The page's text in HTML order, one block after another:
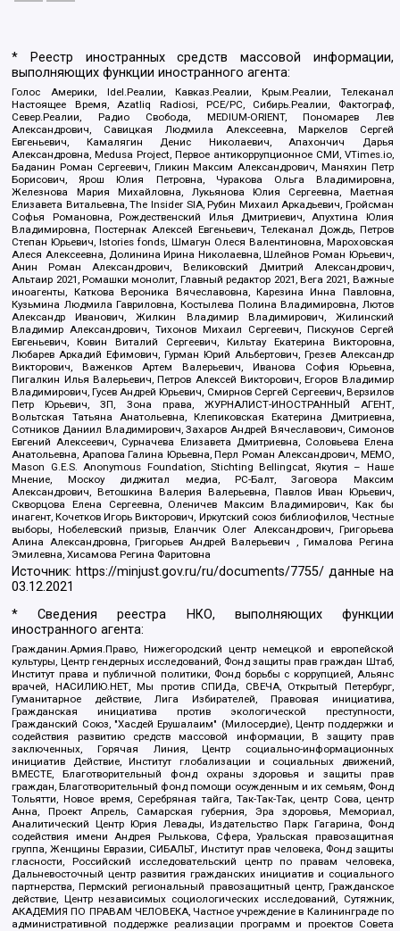
* Реестр иностранных средств массовой информации,
выполняющих функции иностранного агента:
Голос Америки, Idel.Реалии, Кавказ.Реалии, Крым.Реалии, Телеканал
Настоящее Время, Azatliq Radiosi, PCE/PC, Сибирь.Реалии, Фактограф,
Север.Реалии, Радио Свобода, MEDIUM-ORIENT, Пономарев Лев
Александрович, Савицкая Людмила Алексеевна, Маркелов Сергей
Евгеньевич, Камалягин Денис Николаевич, Апахончич Дарья
Александровна, Medusa Project, Первое антикоррупционное СМИ, VTimes.io,
Баданин Роман Сергеевич, Гликин Максим Александрович, Маняхин Петр
Борисович, Ярош Юлия Петровна, Чуракова Ольга Владимировна,
Железнова Мария Михайловна, Лукьянова Юлия Сергеевна, Маетная
Елизавета Витальевна, The Insider SIA, Рубин Михаил Аркадьевич, Гройсман
Софья Романовна, Рождественский Илья Дмитриевич, Апухтина Юлия
Владимировна, Постернак Алексей Евгеньевич, Телеканал Дождь, Петров
Степан Юрьевич, Istories fonds, Шмагун Олеся Валентиновна, Мароховская
Алеся Алексеевна, Долинина Ирина Николаевна, Шлейнов Роман Юрьевич,
Анин Роман Александрович, Великовский Дмитрий Александрович,
Альтаир 2021, Ромашки монолит, Главный редактор 2021, Вега 2021, Важные
иноагенты, Каткова Вероника Вячеславовна, Карезина Инна Павловна,
Кузьмина Людмила Гавриловна, Костылева Полина Владимировна, Лютов
Александр Иванович, Жилкин Владимир Владимирович, Жилинский
Владимир Александрович, Тихонов Михаил Сергеевич, Пискунов Сергей
Евгеньевич, Ковин Виталий Сергеевич, Кильтау Екатерина Викторовна,
Любарев Аркадий Ефимович, Гурман Юрий Альбертович, Грезев Александр
Викторович, Важенков Артем Валерьевич, Иванова София Юрьевна,
Пигалкин Илья Валерьевич, Петров Алексей Викторович, Егоров Владимир
Владимирович, Гусев Андрей Юрьевич, Смирнов Сергей Сергеевич, Верзилов
Петр Юрьевич, ЗП, Зона права, ЖУРНАЛИСТ-ИНОСТРАННЫЙ АГЕНТ,
Вольтская Татьяна Анатольевна, Клепиковская Екатерина Дмитриевна,
Сотников Даниил Владимирович, Захаров Андрей Вячеславович, Симонов
Евгений Алексеевич, Сурначева Елизавета Дмитриевна, Соловьева Елена
Анатольевна, Арапова Галина Юрьевна, Перл Роман Александрович, МЕМО,
Mason G.E.S. Anonymous Foundation, Stichting Bellingcat, Якутия – Наше
Мнение, Москоу диджитал медиа, РС-Балт, Заговора Максим
Александрович, Ветошкина Валерия Валерьевна, Павлов Иван Юрьевич,
Скворцова Елена Сергеевна, Оленичев Максим Владимирович, Как бы
инагент, Кочетков Игорь Викторович, Иркутский союз библиофилов, Честные
выборы, Нобелевский призыв, Еланчик Олег Александрович, Григорьева
Алина Александровна, Григорьев Андрей Валерьевич , Гималова Регина
Эмилевна, Хисамова Регина Фаритовна
Источник: https://minjust.gov.ru/ru/documents/7755/ данные на
03.12.2021
* Сведения реестра НКО, выполняющих функции
иностранного агента:
Гражданин.Армия.Право, Нижегородский центр немецкой и европейской
культуры, Центр гендерных исследований, Фонд защиты прав граждан Штаб,
Институт права и публичной политики, Фонд борьбы с коррупцией, Альянс
врачей, НАСИЛИЮ.НЕТ, Мы против СПИДа, СВЕЧА, Открытый Петербург,
Гуманитарное действие, Лига Избирателей, Правовая инициатива,
Гражданская инициатива против экологической преступности,
Гражданский Союз, "Хасдей Ерушалаим" (Милосердие), Центр поддержки и
содействия развитию средств массовой информации, В защиту прав
заключенных, Горячая Линия, Центр социально-информационных
инициатив Действие, Институт глобализации и социальных движений,
ВМЕСТЕ, Благотворительный фонд охраны здоровья и защиты прав
граждан, Благотворительный фонд помощи осужденным и их семьям, Фонд
Тольятти, Новое время, Серебряная тайга, Так-Так-Так, центр Сова, центр
Анна, Проект Апрель, Самарская губерния, Эра здоровья, Мемориал,
Аналитический Центр Юрия Левады, Издательство Парк Гагарина, Фонд
содействия имени Андрея Рылькова, Сфера, Уральская правозащитная
группа, Женщины Евразии, СИБАЛЬТ, Институт прав человека, Фонд защиты
гласности, Российский исследовательский центр по правам человека,
Дальневосточный центр развития гражданских инициатив и социального
партнерства, Пермский региональный правозащитный центр, Гражданское
действие, Центр независимых социологических исследований, Сутяжник,
АКАДЕМИЯ ПО ПРАВАМ ЧЕЛОВЕКА, Частное учреждение в Калининграде по
административной поддержке реализации программ и проектов Совета